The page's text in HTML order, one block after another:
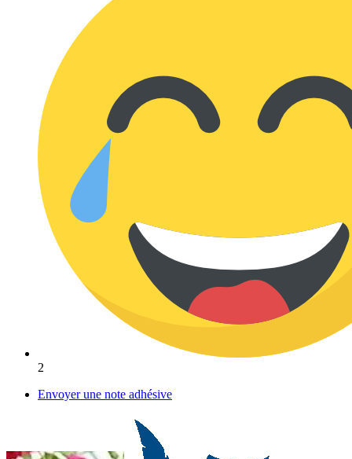
2
Envoyer une note adhésive